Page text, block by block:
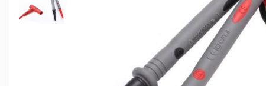
Jocuri de masa
Machiaj temporar si efecte speciale
Hub-uri si adaptoare Editare &